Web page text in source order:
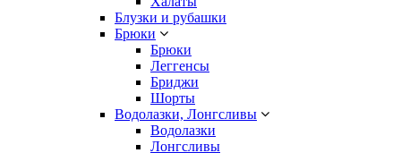
Блузки и рубашки
Брюки
Брюки
Леггенсы
Бриджи
Шорты
Водолазки, Лонгсливы
Водолазки
Лонгсливы